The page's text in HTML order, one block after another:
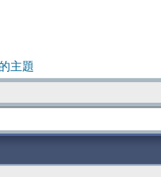
主題